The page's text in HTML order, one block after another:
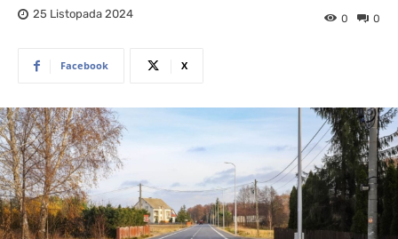
25 Listopada 2024 0
0
Facebook X